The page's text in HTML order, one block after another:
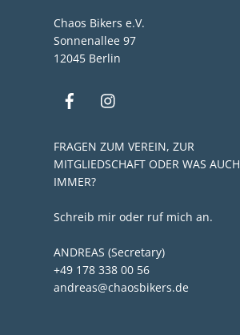
Chaos Bikers e.V.
Sonnenallee 97
12045 Berlin
FRAGEN ZUM VEREIN, ZUR
MITGLIEDSCHAFT ODER WAS AUCH
IMMER?
Schreib mir oder ruf mich an.
ANDREAS (Secretary)
+49 178 338 00 56
andreas@chaosbikers.de